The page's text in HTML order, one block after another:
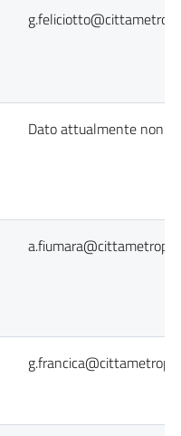
Dato attualmente non